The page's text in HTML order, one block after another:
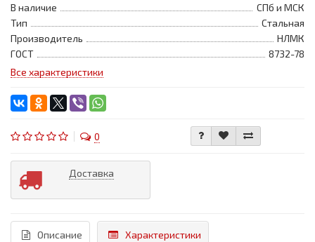
В наличие
СПб и МСК
Тип
Стальная
Производитель
НЛМК
ГОСТ
8732-78
Все характеристики
0
Доставка
Описание Характеристики